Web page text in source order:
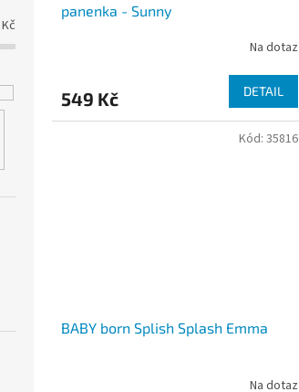
Kč
panenka - Sunny
Na dotaz
549 Kč DETAIL
BABY born Splish Splash Emma
Na dotaz
Kód: 35816